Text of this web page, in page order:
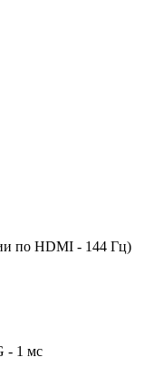
по HDMI - 144 Гц)
- 1 мс